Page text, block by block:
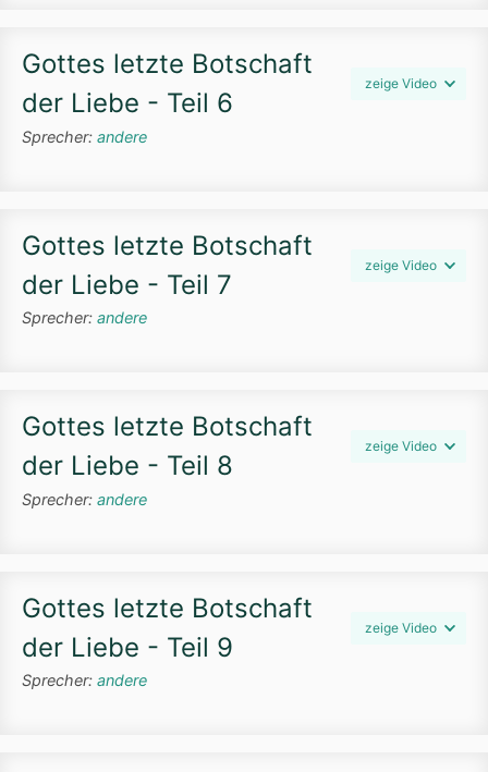
Gottes letzte Botschaft
der Liebe - Teil 6
zeige Video
Sprecher: andere
Gottes letzte Botschaft
der Liebe - Teil 7
zeige Video
Sprecher: andere
Gottes letzte Botschaft
der Liebe - Teil 8
zeige Video
Sprecher: andere
Gottes letzte Botschaft
der Liebe - Teil 9
zeige Video
Sprecher: andere